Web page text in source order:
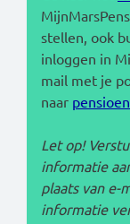
stellen, ook
inloggen in
mail met je
naar
Let op!
informatie
plaats van e-
informatie